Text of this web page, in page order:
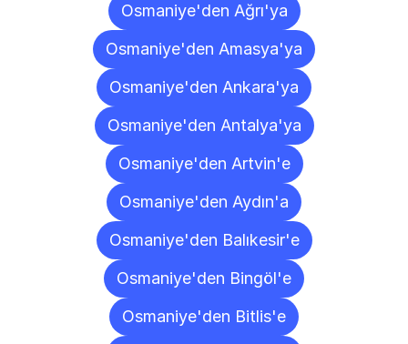
Osmaniye'den Ağrı'ya
Osmaniye'den Amasya'ya
Osmaniye'den Ankara'ya
Osmaniye'den Antalya'ya
Osmaniye'den Artvin'e
Osmaniye'den Aydın'a
Osmaniye'den Balıkesir'e
Osmaniye'den Bingöl'e
Osmaniye'den Bitlis'e